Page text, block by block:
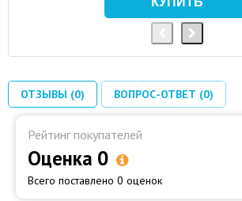
ОТЗЫВЫ (0) ВОПРОС-ОТВЕТ (0)
Рейтинг покупателей
Оценка 0
Всего поставлено 0 оценок